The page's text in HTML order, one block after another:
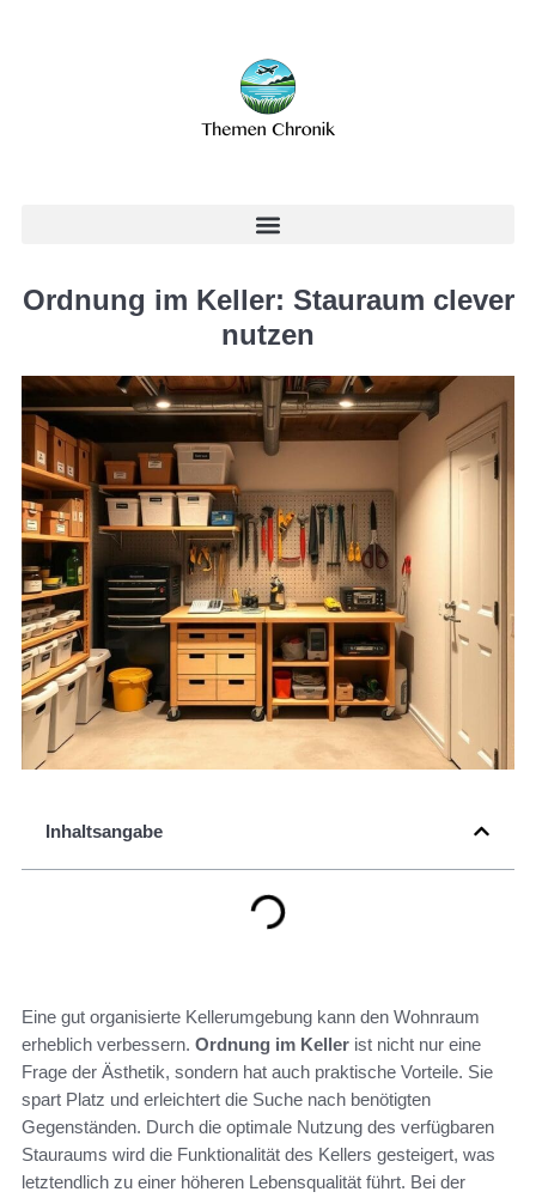
Ordnung im Keller: Stauraum clever
nutzen
Inhaltsangabe
Eine gut organisierte Kellerumgebung kann den Wohnraum
erheblich verbessern. Ordnung im Keller ist nicht nur eine
Frage der Ästhetik, sondern hat auch praktische Vorteile. Sie
spart Platz und erleichtert die Suche nach benötigten
Gegenständen. Durch die optimale Nutzung des verfügbaren
Stauraums wird die Funktionalität des Kellers gesteigert, was
letztendlich zu einer höheren Lebensqualität führt. Bei der